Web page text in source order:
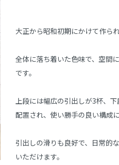
大正から昭和初期にかけて作ら
全体に落ち着いた色味で、空間
です。
上段には幅広の引出しが3杯、
配置され、使い勝手の良い構成に
引出しの滑りも良好で、日常的
いただけます。